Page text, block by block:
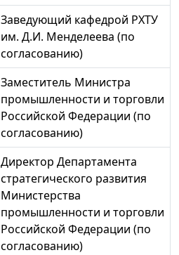
Заведующий кафедрой РХТУ
им. Д.И. Менделеева (по
согласованию)
Заместитель Министра
промышленности и торговли
Российской Федерации (по
согласованию)
Директор Департамента
стратегического развития
Министерства
промышленности и торговли
Российской Федерации (по
согласованию)